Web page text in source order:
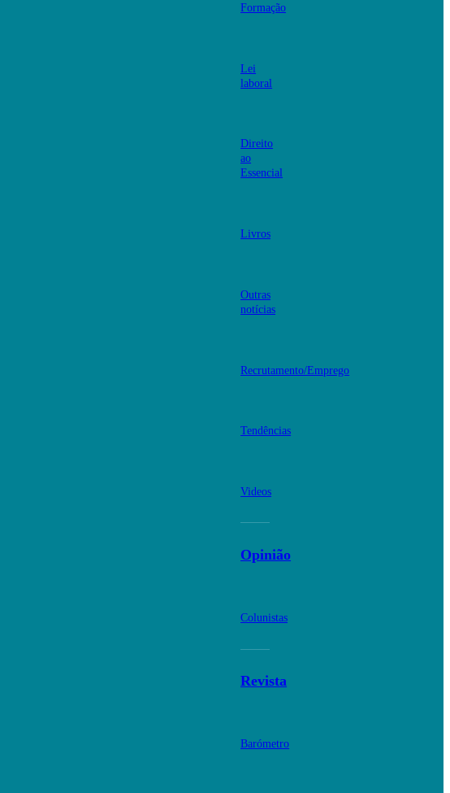
Formação
Lei
laboral
Direito
ao
Essencial
Livros
Outras
notícias
Recrutamento/Emprego
Tendências
Videos
Opinião
Colunistas
Revista
Barómetro